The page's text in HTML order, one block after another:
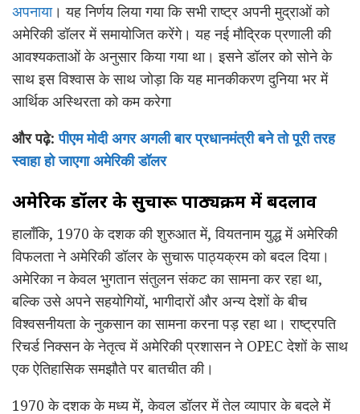
अपनाया। यह निर्णय लिया गया कि सभी राष्ट्र अपनी मुद्राओं को
अमेरिकी डॉलर में समायोजित करेंगे। यह नई मौद्रिक प्रणाली की
आवश्यकताओं के अनुसार किया गया था। इसने डॉलर को सोने के
साथ इस विश्वास के साथ जोड़ा कि यह मानकीकरण दुनिया भर में
आर्थिक अस्थिरता को कम करेगा
और पढ़े:पीएम मोदी अगर अगली बार प्रधानमंत्री बने तो पूरी तरह
स्वाहा हो जाएगा अमेरिकी डॉलर
अमेरिकी डॉलर के सुचारू पाठ्यक्रम में बदलाव
हालाँकि, 1970 के दशक की शुरुआत में, वियतनाम युद्ध में अमेरिकी
विफलता ने अमेरिकी डॉलर के सुचारू पाठ्यक्रम को बदल दिया।
अमेरिका न केवल भुगतान संतुलन संकट का सामना कर रहा था,
बल्कि उसे अपने सहयोगियों, भागीदारों और अन्य देशों के बीच
विश्वसनीयता के नुकसान का सामना करना पड़ रहा था। राष्ट्रपति
रिचर्ड निक्सन के नेतृत्व में अमेरिकी प्रशासन ने OPEC देशों के साथ
एक ऐतिहासिक समझौते पर बातचीत की।
1970 के दशक के मध्य में, केवल डॉलर में तेल व्यापार के बदले में